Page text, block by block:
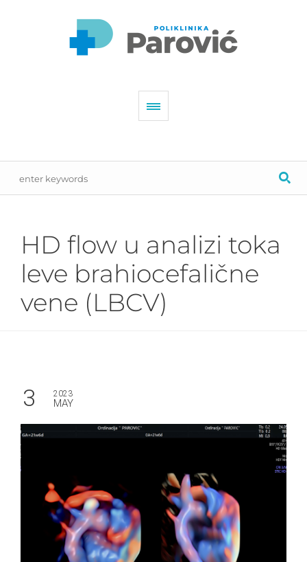
HD flow u analizi toka
leve brahiocefalične
vene (LBCV)
3 2023
MAY